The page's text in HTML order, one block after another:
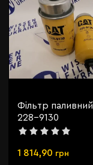
Фільтр
228-9130
1 814,90 грн